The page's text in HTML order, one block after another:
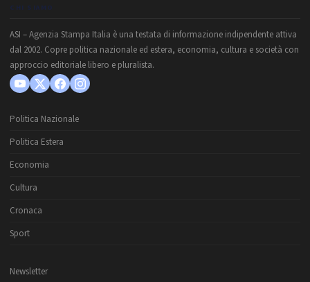
CHI SIAMO
ASI – Agenzia Stampa Italia è una testata di informazione indipendente attiva
dal 2002. Copre politica nazionale ed estera, economia, cultura e società con
approccio editoriale libero e pluralista.
Politica Nazionale
Politica Estera
Economia
Cultura
Cronaca
Sport
Newsletter